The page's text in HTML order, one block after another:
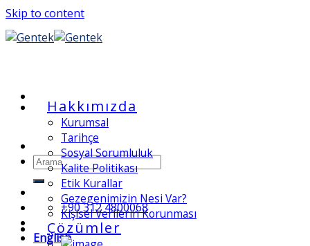
Skip to content
+90 312 4800068
English
Hakkımızda
Kurumsal
Tarihçe
Sosyal Sorumluluk
Kalite Politikası
Etik Kurallar
Gezegenimizin Nesi Var?
Kişisel Verilerin Korunması
Çözümler